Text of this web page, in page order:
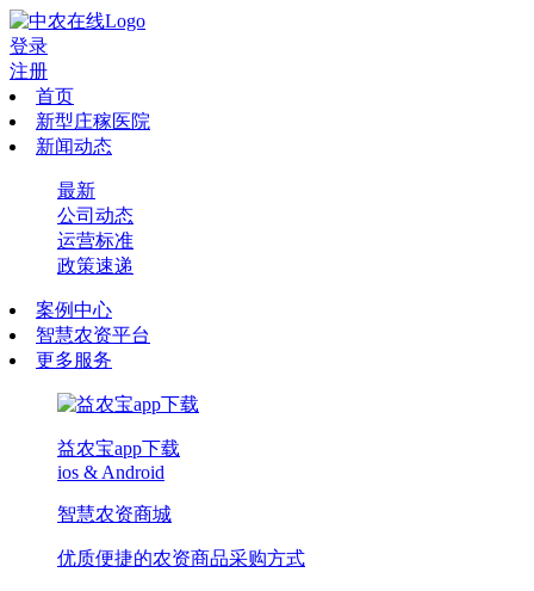
登录
注册
首页
新型庄稼医院
新闻动态
最新
公司动态
运营标准
政策速递
案例中心
智慧农资平台
更多服务
益农宝app下载
ios & Android
智慧农资商城
优质便捷的农资商品采购方式